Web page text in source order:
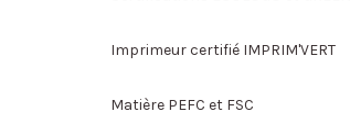
Imprimeur certifié IMPRIM'VERT
Matière PEFC et FSC